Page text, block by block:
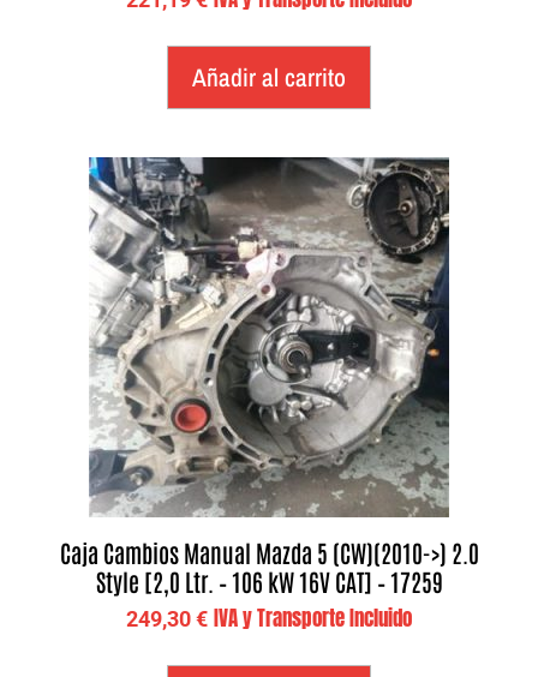
Añadir al carrito
Caja Cambios Manual Mazda 5 (CW)(2010->) 2.0
Style [2,0 Ltr. – 106 kW 16V CAT] – 17259
249,30€ IVA y Transporte Incluido